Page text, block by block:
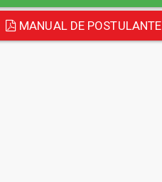
MANUAL DE POSTULANTE